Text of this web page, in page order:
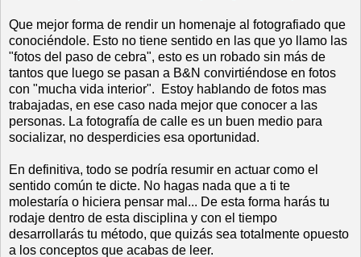
Que mejor forma de rendir un homenaje al fotografiado que
conociéndole. Esto no tiene sentido en las que yo llamo las
"fotos del paso de cebra", esto es un robado sin más de
tantos que luego se pasan a B&N convirtiéndose en fotos
con "mucha vida interior". Estoy hablando de fotos mas
trabajadas, en ese caso nada mejor que conocer a las
personas. La fotografía de calle es un buen medio para
socializar, no desperdicies esa oportunidad.
En definitiva, todo se podría resumir en actuar como el
sentido común te dicte. No hagas nada que a ti te
molestaría o hiciera pensar mal... De esta forma harás tu
rodaje dentro de esta disciplina y con el tiempo
desarrollarás tu método, que quizás sea totalmente opuesto
a los conceptos que acabas de leer.